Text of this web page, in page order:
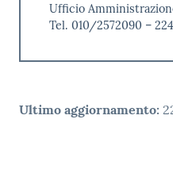
Ufficio
Tel. 010/2572090 –
Ultimo aggiornamento: